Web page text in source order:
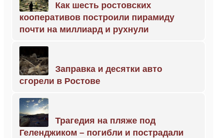
Как шесть ростовских
кооперативов построили пирамиду
почти на миллиард и рухнули
Заправка и десятки авто
сгорели в Ростове
Трагедия на пляже под
Геленджиком – погибли и пострадали